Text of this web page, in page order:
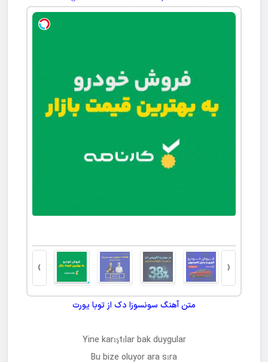
‹
›
متن آهنگ سونسوزا دک از توبا یورت
Yine karıştılar bak duygular
Bu bize oluyor ara sıra